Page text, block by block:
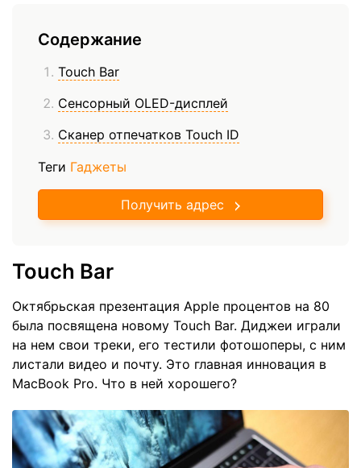
Содержание
Touch Bar
Сенсорный OLED-дисплей
Сканер отпечатков Touch ID
Теги Гаджеты
Получить адрес
Touch Bar
Октябрьская презентация Apple процентов на 80
была посвящена новому Touch Bar. Диджеи играли
на нем свои треки, его тестили фотошоперы, с ним
листали видео и почту. Это главная инновация в
MacBook Pro. Что в ней хорошего?